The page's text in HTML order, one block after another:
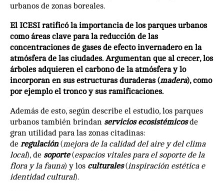
urbanos de zonas boreales.
El ICESI ratificó la importancia de los parques urbanos
como áreas clave para la reducción de las
concentraciones de gases de efecto invernadero en la
atmósfera de las ciudades. Argumentan que al crecer, los
árboles adquieren el carbono de la atmósfera y lo
incorporan en sus estructuras duraderas (madera), como
por ejemplo el tronco y sus ramificaciones.
Además de esto, según describe el estudio, los parques
urbanos también brindan servicios ecosistémicosde
gran utilidad para las zonas citadinas:
de regulación(mejora de la calidad del aire y del clima
local), de soporte(espacios vitales para el soporte de la
flora y la fauna) y los culturales(inspiración estética e
identidad cultural).